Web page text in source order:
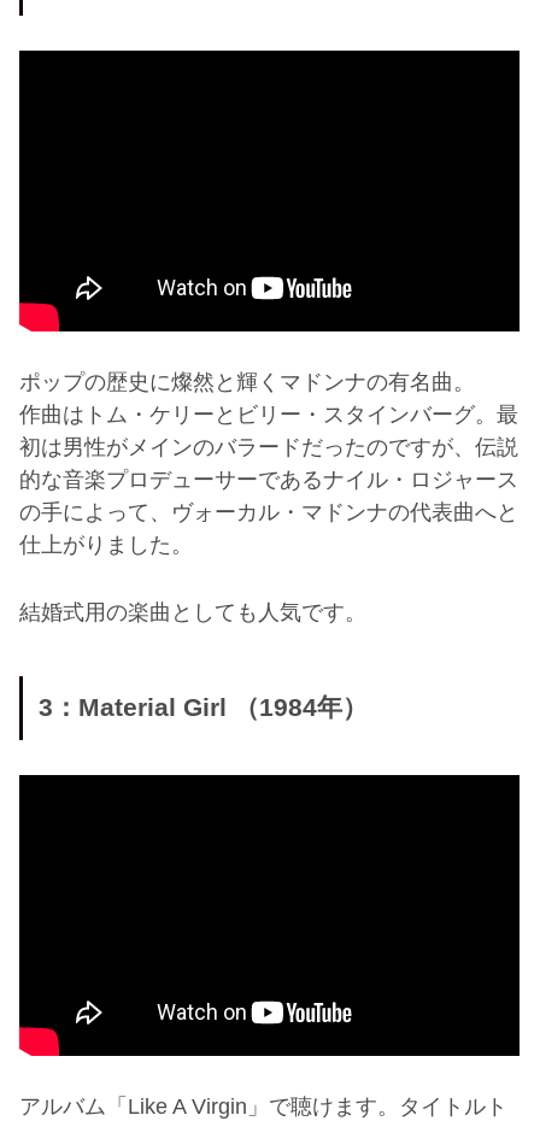
ポップの歴史に燦然と輝くマドンナの有名曲。
作曲はトム・ケリーとビリー・スタインバーグ。最
初は男性がメインのバラードだったのですが、伝説
的な音楽プロデューサーであるナイル・ロジャース
の手によって、ヴォーカル・マドンナの代表曲へと
仕上がりました。
結婚式用の楽曲としても人気です。
3：Material Girl （1984年）
アルバム「Like A Virgin」で聴けます。タイトルト